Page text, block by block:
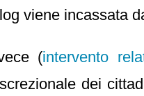
viene incassata
(intervento
dei